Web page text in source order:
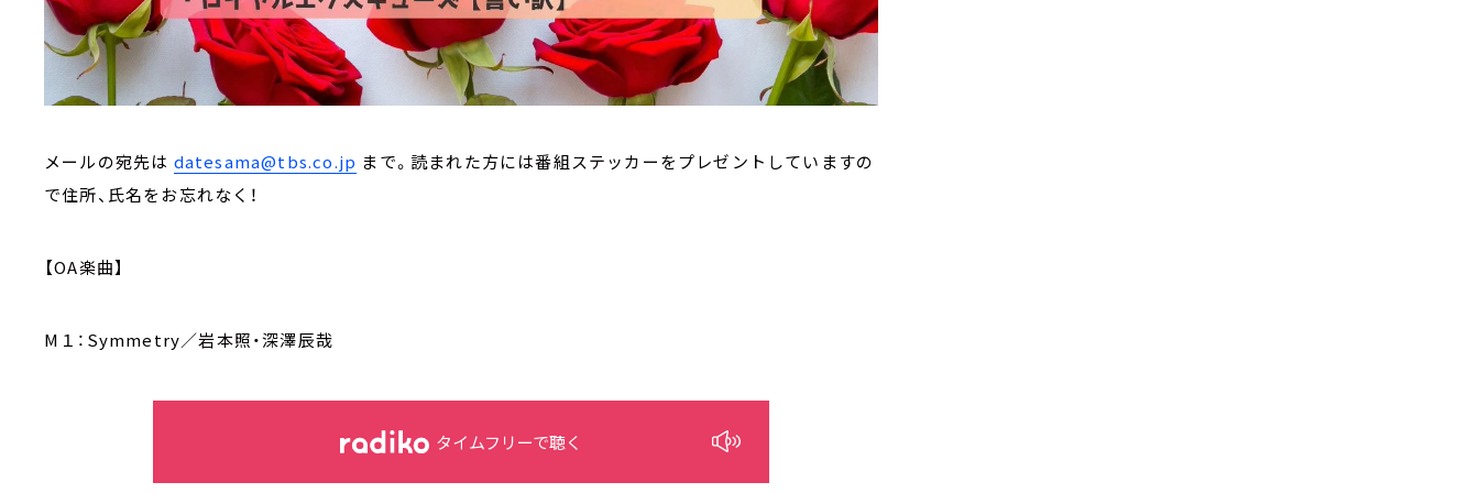
メールの宛先は datesama@tbs.co.jp まで。読まれた方には番組ステッカーをプレゼントしていますの
で住所、氏名をお忘れなく！
【OA楽曲】
M１：Symmetry／岩本照・深澤辰哉
タイムフリーで聴く